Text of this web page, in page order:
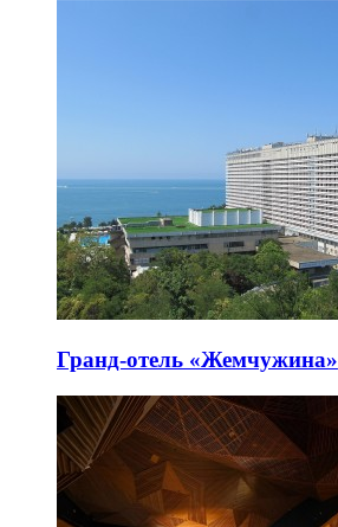
Гранд-отель «Жемчужина»